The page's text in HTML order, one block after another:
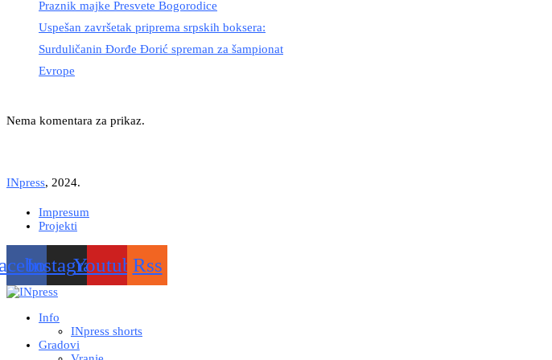
Praznik majke Presvete Bogorodice
Uspešan završetak priprema srpskih boksera:
Surduličanin Đorđe Đorić spreman za šampionat
Evrope
Nema komentara za prikaz.
INpress, 2024.
Impresum
Projekti
InstagramYoutubeRss
Info
INpress shorts
Gradovi